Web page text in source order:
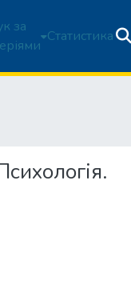
за
Статистика